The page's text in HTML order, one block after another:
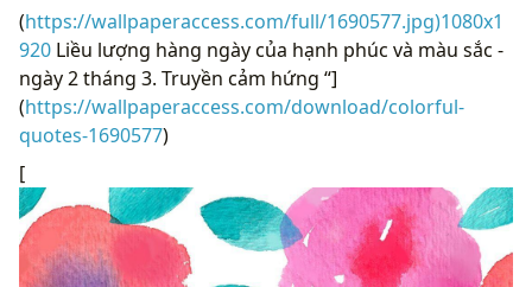
(https://wallpaperaccess.com/full/1690577.jpg)1080x1
920 Liều lượng hàng ngày của hạnh phúc và màu sắc -
ngày 2 tháng 3. Truyền cảm hứng “]
(https://wallpaperaccess.com/download/colorful-
quotes-1690577)
[